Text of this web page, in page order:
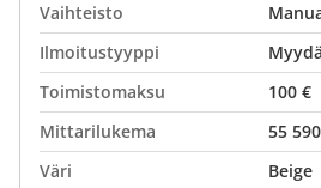
Vaihteisto
Ilmoitustyyppi
Toimistomaksu
100 €
Mittarilukema
55
Väri
Beige